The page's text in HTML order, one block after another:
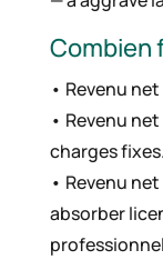
Combien
• Revenu
• Revenu
charges fixes.
• Revenu
absorber